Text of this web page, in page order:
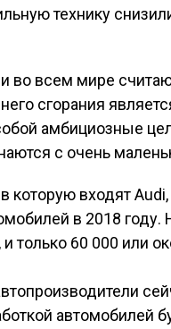
технику
во всем мире
сгорания
амбициозные
с очень
которую входят
в 2018 году.
только 60 000 или
автомобилей